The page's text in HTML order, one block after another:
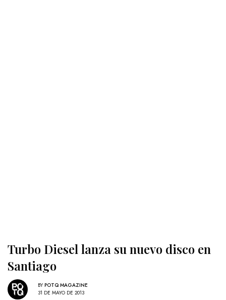
Turbo Diesel lanza su nuevo disco en
Santiago
BY POTQ MAGAZINE
31 DE MAYO DE 2013